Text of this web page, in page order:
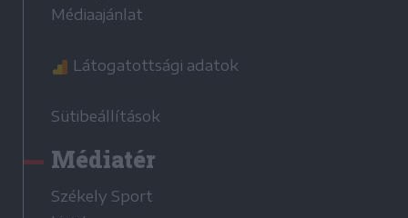
Médiaajánlat
Látogatottsági adatok
Sütibeállítások
Médiatér
Székely Sport